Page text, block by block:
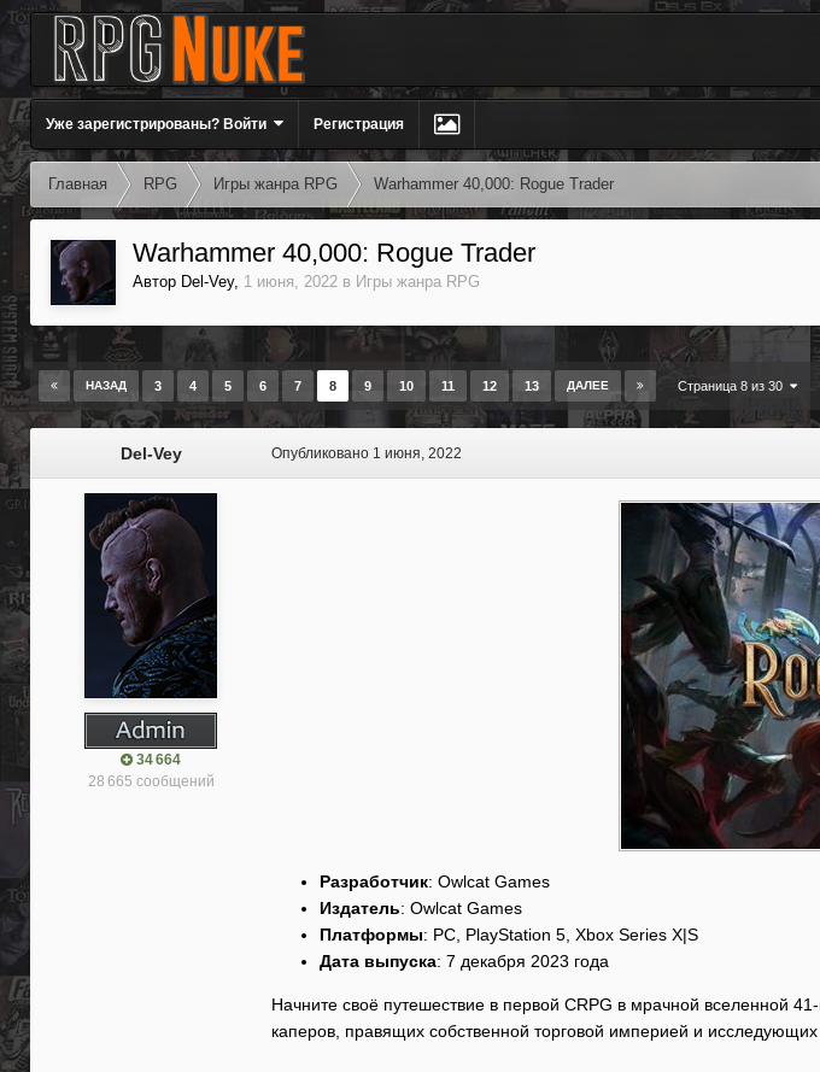
Уже зарегистрированы? Войти Регистрация
Главная RPG Игры жанра RPG Warhammer 40,000: Rogue Trader
Warhammer 40,000: Rogue Trader
Автор Del-Vey, 1 июня, 2022 в Игры жанра RPG
НАЗАД 3 4 5 6 7 8 9 10 11 12 13 ДАЛЕЕ Страница 8 из 30
Del-Vey
34 664
28 665 сообщений
Опубликовано 1 июня, 2022
Разработчик: Owlcat Games
Издатель: Owlcat Games
Платформы: PC, PlayStation 5, Xbox Series X|S
Дата выпуска: 7 декабря 2023 года
Начните своё путешествие в первой СRPG в мрачной вселенной
каперов, правящих собственной торговой империей и